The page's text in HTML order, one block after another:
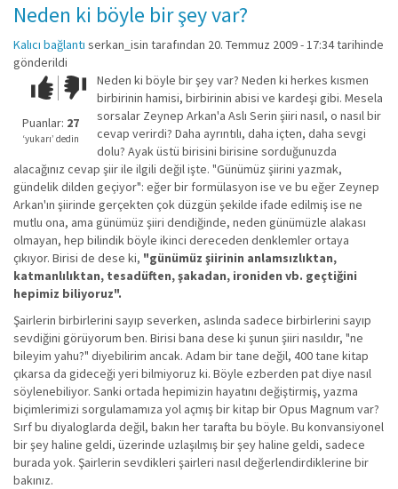
Neden ki böyle bir şey var?
Kalıcı bağlantı serkan_isin tarafından 20. Temmuz 2009 - 17:34 tarihinde
gönderildi
Çok iyi!O
kadar
iyi
değil!
Puanlar: 27
‘yukarı’ dedin
Neden ki böyle bir şey var? Neden ki herkes kısmen
birbirinin hamisi, birbirinin abisi ve kardeşi gibi. Mesela
sorsalar Zeynep Arkan'a Aslı Serin şiiri nasıl, o nasıl bir
cevap verirdi? Daha ayrıntılı, daha içten, daha sevgi
dolu? Ayak üstü birisini birisine sorduğunuzda
alacağınız cevap şiir ile ilgili değil işte. "Günümüz şiirini yazmak,
gündelik dilden geçiyor": eğer bir formülasyon ise ve bu eğer Zeynep
Arkan'ın şiirinde gerçekten çok düzgün şekilde ifade edilmiş ise ne
mutlu ona, ama günümüz şiiri dendiğinde, neden günümüzle alakası
olmayan, hep bilindik böyle ikinci dereceden denklemler ortaya
çıkıyor. Birisi de dese ki, "günümüz şiirinin anlamsızlıktan,
katmanlılıktan, tesadüften, şakadan, ironiden vb. geçtiğini
hepimiz biliyoruz".
Şairlerin birbirlerini sayıp severken, aslında sadece birbirlerini sayıp
sevdiğini görüyorum ben. Birisi bana dese ki şunun şiiri nasıldır, "ne
bileyim yahu?" diyebilirim ancak. Adam bir tane değil, 400 tane kitap
çıkarsa da gideceği yeri bilmiyoruz ki. Böyle ezberden pat diye nasıl
söylenebiliyor. Sanki ortada hepimizin hayatını değiştirmiş, yazma
biçimlerimizi sorgulamamıza yol açmış bir kitap bir Opus Magnum var?
Sırf bu diyaloglarda değil, bakın her tarafta bu böyle. Bu konvansiyonel
bir şey haline geldi, üzerinde uzlaşılmış bir şey haline geldi, sadece
burada yok. Şairlerin sevdikleri şairleri nasıl değerlendirdiklerine bir
bakınız.